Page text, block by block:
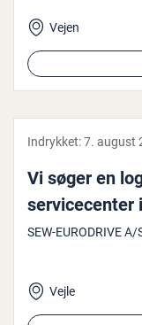
Vejen
Indrykket:7. august
Vi søger en
ser­vi­ce­cen­ter
SEW-EURODRIVE A/
Vejle